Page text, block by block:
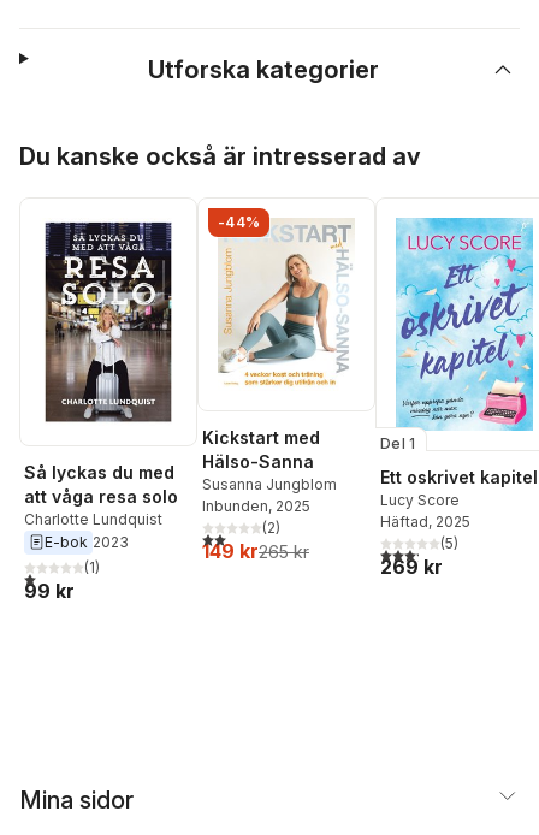
Utforska kategorier
Du kanske också är intresserad av
Så lyckas du med
att våga resa solo
Charlotte Lundquist
E-bok 2023
1,0utav 5 stjärnor. Totalt antal röster:
(1)
99 kr
-44%
Kickstart med
Hälso-Sanna
Susanna Jungblom
Inbunden, 2025
2,0utav 5 stjärnor. Totalt antal röster:
(2)
149 kr265 kr
Del 1
Ett oskrivet kapitel
Lucy Score
Häftad, 2025
3,2utav 5 stjärnor.
(5)
269 kr
Mina sidor